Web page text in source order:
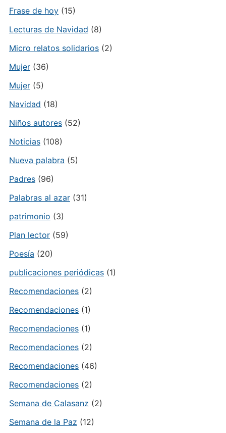
Frase de hoy(15)
Lecturas de Navidad (8)
Micro relatos solidarios(2)
Mujer(36)
Mujer(5)
Navidad (18)
Niños autores(52)
Noticias(108)
Nueva palabra (5)
Padres(96)
Palabras al azar(31)
patrimonio (3)
Plan lector(59)
Poesía (20)
publicaciones periódicas(1)
Recomendaciones(2)
Recomendaciones(1)
Recomendaciones(1)
Recomendaciones(2)
Recomendaciones(46)
Recomendaciones(2)
Semana de Calasanz (2)
Semana de la Paz (12)